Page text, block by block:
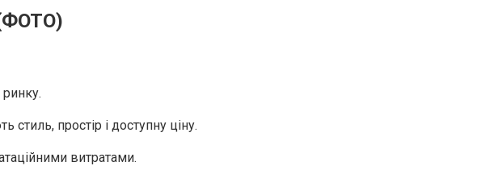
простір і доступну ціну.
витратами.